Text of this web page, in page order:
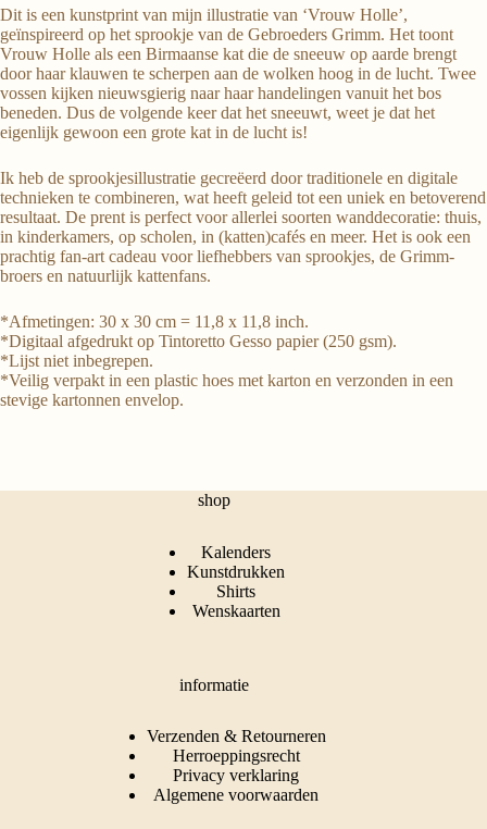
Dit is een kunstprint van mijn illustratie van ‘Vrouw Holle’,
geïnspireerd op het sprookje van de Gebroeders Grimm. Het toont
Vrouw Holle als een Birmaanse kat die de sneeuw op aarde brengt
door haar klauwen te scherpen aan de wolken hoog in de lucht. Twee
vossen kijken nieuwsgierig naar haar handelingen vanuit het bos
beneden. Dus de volgende keer dat het sneeuwt, weet je dat het
eigenlijk gewoon een grote kat in de lucht is!
Ik heb de sprookjesillustratie gecreëerd door traditionele en digitale
technieken te combineren, wat heeft geleid tot een uniek en betoverend
resultaat. De prent is perfect voor allerlei soorten wanddecoratie: thuis,
in kinderkamers, op scholen, in (katten)cafés en meer. Het is ook een
prachtig fan-art cadeau voor liefhebbers van sprookjes, de Grimm-
broers en natuurlijk kattenfans.
*Afmetingen: 30 x 30 cm = 11,8 x 11,8 inch.
*Digitaal afgedrukt op Tintoretto Gesso papier (250 gsm).
*Lijst niet inbegrepen.
*Veilig verpakt in een plastic hoes met karton en verzonden in een
stevige kartonnen envelop.
shop
Kalenders
Kunstdrukken
Shirts
Wenskaarten
informatie
Verzenden & Retourneren
Herroeppingsrecht
Privacy verklaring
Algemene voorwaarden